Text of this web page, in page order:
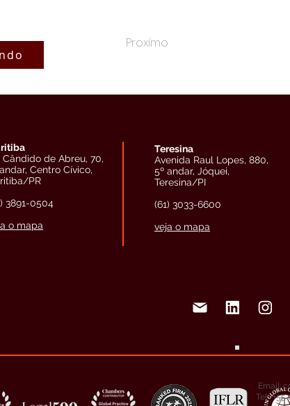
Proxímo
Email:
Tel: +55
Cândido de Abreu, 70,
Centro Cívico,
PR
3891-0504
o mapa
Teresina
Avenida Raul Lopes, 880,
5º andar, Jóquei,
Teresina/PI
(61) 3033-6600
veja o mapa